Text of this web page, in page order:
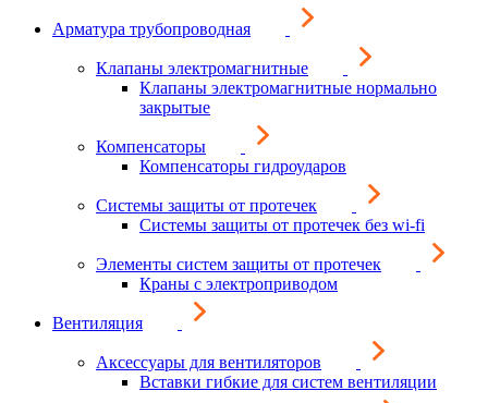
Арматура трубопроводная
Клапаны электромагнитные
Клапаны электромагнитные нормально
закрытые
Компенсаторы
Компенсаторы гидроударов
Системы защиты от протечек
Системы защиты от протечек без wi-fi
Элементы систем защиты от протечек
Краны с электроприводом
Вентиляция
Аксессуары для вентиляторов
Вставки гибкие для систем вентиляции